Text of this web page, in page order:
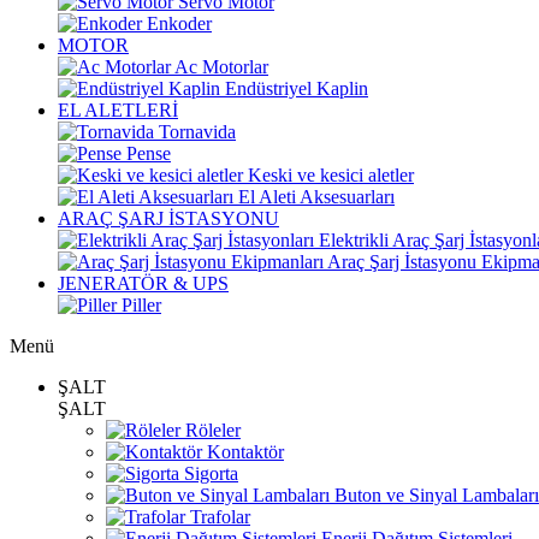
Enkoder
MOTOR
Ac Motorlar
Endüstriyel Kaplin
EL ALETLERİ
Tornavida
Pense
Keski ve kesici aletler
El Aleti Aksesuarları
ARAÇ ŞARJ İSTASYONU
Elektrikli Araç Şarj
Araç Şarj İstasyonu
JENERATÖR & UPS
Piller
Menü
ŞALT
ŞALT
Röleler
Kontaktör
Sigorta
Buton ve Sinyal Lambaları
Trafolar